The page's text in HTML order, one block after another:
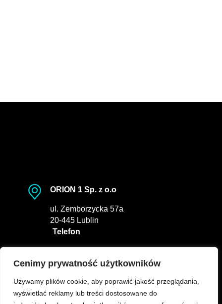
Cenimy prywatność użytkowników
Używamy plików cookie, aby poprawić jakość przeglądania,
wyświetlać reklamy lub treści dostosowane do
ORION 1 Sp. z o.o
ul. Zemborzycka 57a
20-445 Lublin
Telefon
E-MAIL
info@orion-lublin.pl